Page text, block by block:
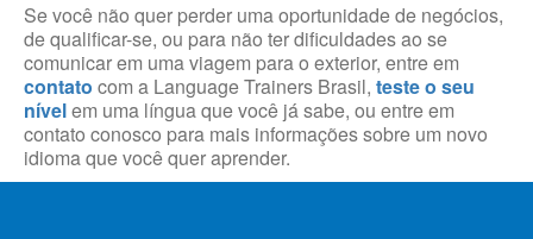
Se você não quer perder uma oportunidade de negócios,
de qualificar-se, ou para não ter dificuldades ao se
comunicar em uma viagem para o exterior, entre em
contato com a Language Trainers Brasil, teste o seu
nívelem uma língua que você já sabe, ou entre em
contato conosco para mais informações sobre um novo
idioma que você quer aprender.